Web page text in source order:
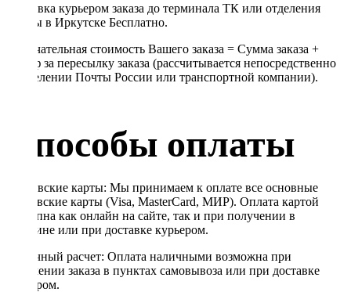
Доставка курьером заказа до терминала ТК или отделения
Почты в Иркутске Бесплатно.
Окончательная стоимость Вашего заказа = Сумма заказа +
Тариф за пересылку заказа (рассчитывается непосредственно
в отделении Почты России или транспортной компании).
Способы оплаты
Банковские карты: Мы принимаем к оплате все основные
банковские карты (Visa, MasterCard, МИР). Оплата картой
доступна как онлайн на сайте, так и при получении в
магазине или при доставке курьером.
Наличный расчет: Оплата наличными возможна при
получении заказа в пунктах самовывоза или при доставке
курьером.